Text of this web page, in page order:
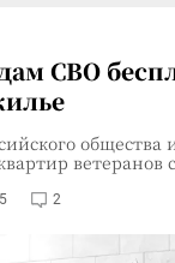
СВО
общества
ветеранов
2